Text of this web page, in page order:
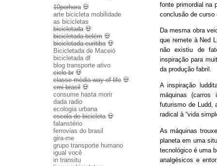
fonte primordial na
conclusão de curso
Da mesma obra
que remete à Ned
não existiu de
inspiração para
da produção fabril.
A inspiração
máquinas (carros
futurismo de Ludd,
radical à “vida
As máquinas
planeta em uma
tecnológico é uma
analgésicos e
10porhora💀
arte bicicleta mobilidade
as bicicletas
bicicletada💀
bicicletada belém 💀
bicicletada curitiba💀
Bicicletada de Maceió
bicicletada df
blog transporte ativo
ciclo br 💀
classe média way of life 💀
cmi brasil 💀
consume hasta morir
dada radio
ecologia urbana
escola de bicicleta💀
falanstério
ferrovias do brasil
gira-me
grupo transporte humano
igual você
in transitu